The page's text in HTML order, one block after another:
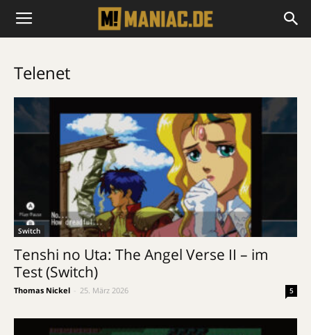
Telenet
Switch
Tenshi no Uta: The Angel Verse II – im
Test (Switch)
Thomas Nickel 25. März 2026 5